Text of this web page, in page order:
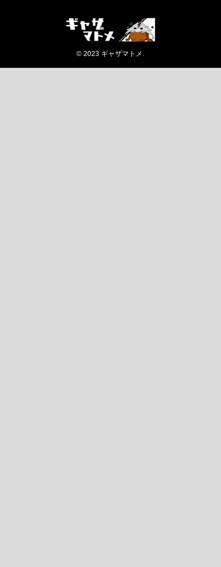
© 2023 ギャザマトメ.